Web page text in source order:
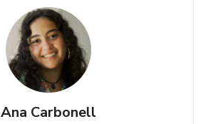
Ana Carbonell